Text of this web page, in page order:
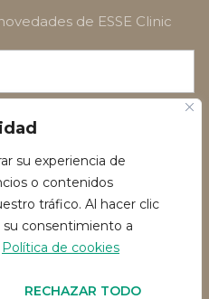
su experiencia de
o contenidos
tráfico. Al hacer clic
su consentimiento a
Política de cookies
RECHAZAR TODO
de ESSE Clinic
Política de Cookies